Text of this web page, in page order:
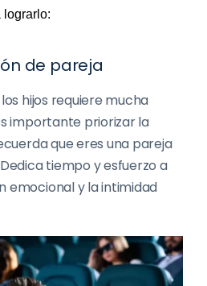
lograrlo:
de pareja
hijos requiere mucha
importante priorizar la
que eres una pareja
tiempo y esfuerzo a
emocional y la intimidad